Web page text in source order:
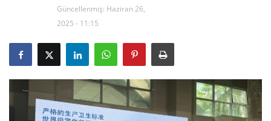
Çevre
Gizlilik Politikası
Güncellenmiş: Haziran 26,
2025 - 11:15